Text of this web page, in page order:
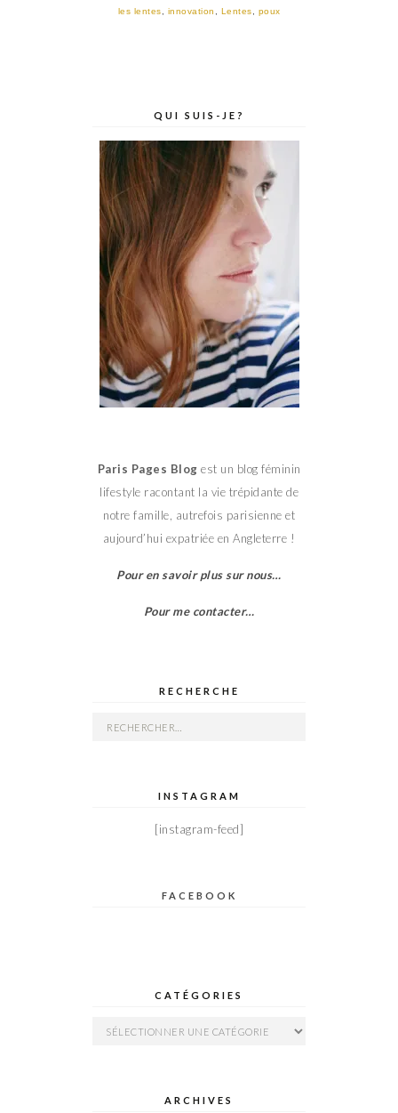
les lentes
innovation Lentes poux
QUI SUIS-JE?
Paris Pages Blog est un blog féminin
lifestyle racontant la vie trépidante de
notre famille, autrefois parisienne et
aujourd’hui expatriée en Angleterre !
Pour en savoir plus sur nous…
Pour me contacter…
RECHERCHE
Rechercher :
INSTAGRAM
[instagram-feed]
FACEBOOK
CATÉGORIES
Catégories
ARCHIVES